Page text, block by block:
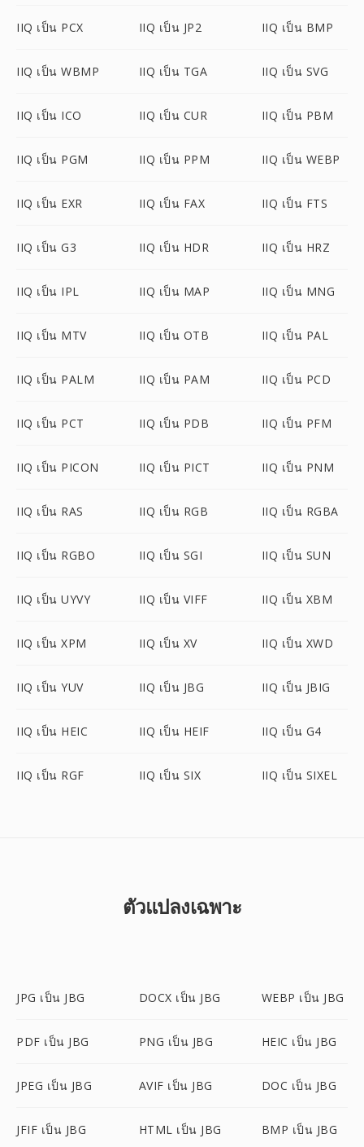
IIQ เป็น PCX IIQ เป็น JP2 IIQ เป็น BMP
IIQ เป็น WBMP IIQ เป็น TGA IIQ เป็น SVG
IIQ เป็น ICO IIQ เป็น CUR IIQ เป็น PBM
IIQ เป็น PGM IIQ เป็น PPM IIQ เป็น WEBP
IIQ เป็น EXR IIQ เป็น FAX IIQ เป็น FTS
IIQ เป็น G3 IIQ เป็น HDR IIQ เป็น HRZ
IIQ เป็น IPL IIQ เป็น MAP IIQ เป็น MNG
IIQ เป็น MTV IIQ เป็น OTB IIQ เป็น PAL
IIQ เป็น PALM IIQ เป็น PAM IIQ เป็น PCD
IIQ เป็น PCT IIQ เป็น PDB IIQ เป็น PFM
IIQ เป็น PICON IIQ เป็น PICT IIQ เป็น PNM
IIQ เป็น RAS IIQ เป็น RGB IIQ เป็น RGBA
IIQ เป็น RGBO IIQ เป็น SGI IIQ เป็น SUN
IIQ เป็น UYVY IIQ เป็น VIFF IIQ เป็น XBM
IIQ เป็น XPM IIQ เป็น XV IIQ เป็น XWD
IIQ เป็น YUV IIQ เป็น JBG IIQ เป็น JBIG
IIQ เป็น HEIC IIQ เป็น HEIF IIQ เป็น G4
IIQ เป็น RGF IIQ เป็น SIX IIQ เป็น SIXEL
ตัวแปลงเฉพาะ
JPG เป็น JBG DOCX เป็น JBG WEBP เป็น JBG
PDF เป็น JBG PNG เป็น JBG HEIC เป็น JBG
JPEG เป็น JBG AVIF เป็น JBG DOC เป็น JBG
JFIF เป็น JBG HTML เป็น JBG BMP เป็น JBG